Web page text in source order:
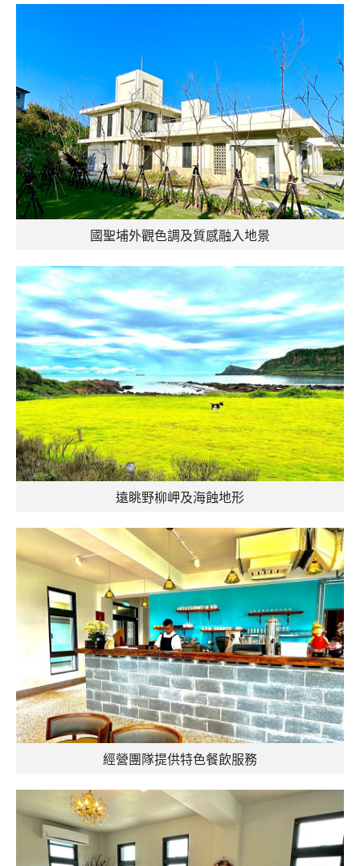
國聖埔外觀色調及質感融入地景
遠眺野柳岬及海蝕地形
經營團隊提供特色餐飲服務